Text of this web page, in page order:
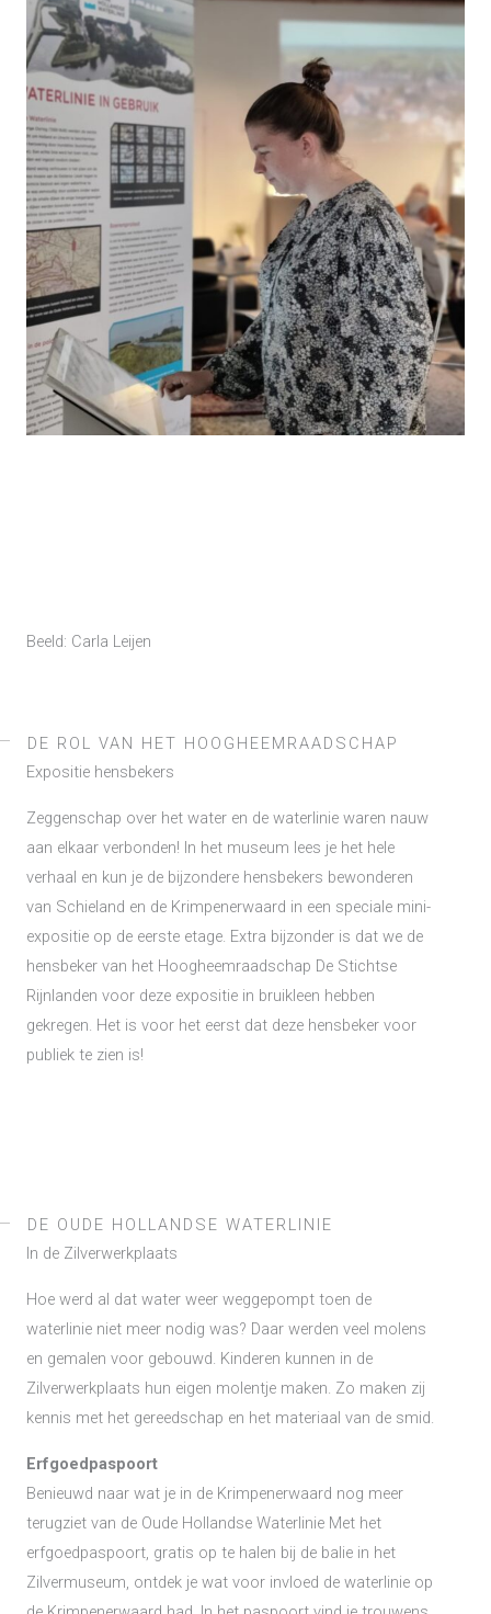
Beeld: Carla Leijen
DE ROL VAN HET HOOGHEEMRAADSCHAP
Expositie hensbekers
Zeggenschap over het water en de waterlinie waren nauw
aan elkaar verbonden! In het museum lees je het hele
verhaal en kun je de bijzondere hensbekers bewonderen
van Schieland en de Krimpenerwaard in een speciale mini-
expositie op de eerste etage. Extra bijzonder is dat we de
hensbeker van het Hoogheemraadschap De Stichtse
Rijnlanden voor deze expositie in bruikleen hebben
gekregen. Het is voor het eerst dat deze hensbeker voor
publiek te zien is!
DE OUDE HOLLANDSE WATERLINIE
In de Zilverwerkplaats
Hoe werd al dat water weer weggepompt toen de
waterlinie niet meer nodig was? Daar werden veel molens
en gemalen voor gebouwd. Kinderen kunnen in de
Zilverwerkplaats hun eigen molentje maken. Zo maken zij
kennis met het gereedschap en het materiaal van de smid.
Erfgoedpaspoort
Benieuwd naar wat je in de Krimpenerwaard nog meer
terugziet van de Oude Hollandse Waterlinie Met het
erfgoedpaspoort, gratis op te halen bij de balie in het
Zilvermuseum, ontdek je wat voor invloed de waterlinie op